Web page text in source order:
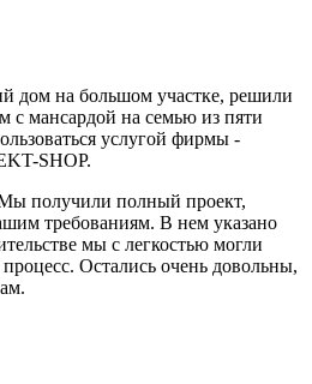
дом на большом участке, решили
с мансардой на семью из пяти
услугой фирмы -
SHOP.
получили полный проект,
требованиям. В нем указано
мы с легкостью могли
Остались очень довольны,